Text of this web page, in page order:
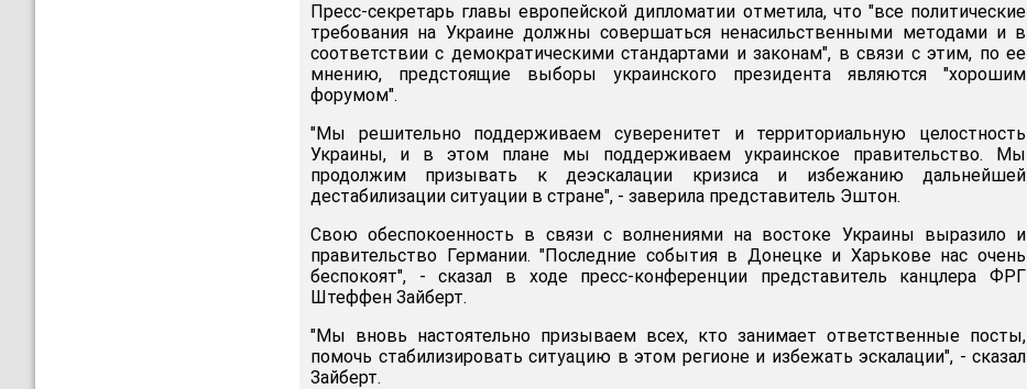
Пресс-секретарь главы европейской дипломатии отметила, что "все политические
требования на Украине должны совершаться ненасильственными методами и в
соответствии с демократическими стандартами и законам", в связи с этим, по ее
мнению, предстоящие выборы украинского президента являются "хорошим
форумом".
"Мы решительно поддерживаем суверенитет и территориальную целостность
Украины, и в этом плане мы поддерживаем украинское правительство. Мы
продолжим призывать к деэскалации кризиса и избежанию дальнейшей
дестабилизации ситуации в стране", - заверила представитель Эштон.
Свою обеспокоенность в связи с волнениями на востоке Украины выразило и
правительство Германии. "Последние события в Донецке и Харькове нас очень
беспокоят", - сказал в ходе пресс-конференции представитель канцлера ФРГ
Штеффен Зайберт.
"Мы вновь настоятельно призываем всех, кто занимает ответственные посты,
помочь стабилизировать ситуацию в этом регионе и избежать эскалации", - сказал
Зайберт.